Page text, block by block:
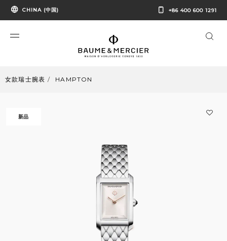
CHINA (中国) +86 400 600 1291
女款瑞士腕表 HAMPTON
新品